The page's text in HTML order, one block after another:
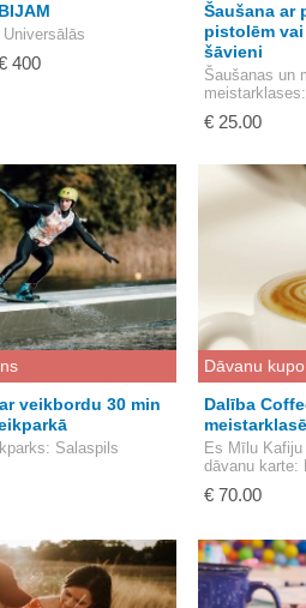
400
Šaušana ar
pistolēm
šāvieni
Šaušanas un
meistarklases
€ 25.00
veikbordu 30 min
: Salaspils
Dāvanu
Dalība
meistarklasē
Es Mīlu
dāvanu karte:
€ 70.00